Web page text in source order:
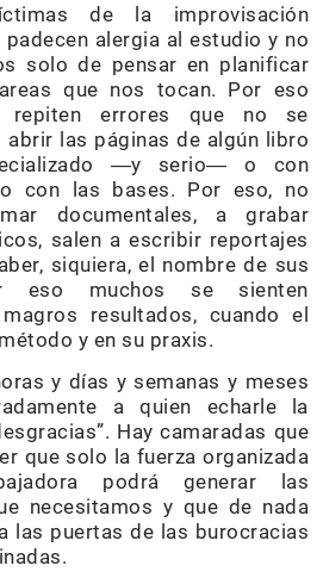
de la improvisación
alergia al estudio y no
solo de pensar en planificar
que nos tocan. Por eso
repiten errores que no se
las páginas de algún libro
―y serio― o con
con las bases. Por eso, no
documentales, a grabar
salen a escribir reportajes
siquiera, el nombre de sus
eso muchos se sienten
resultados, cuando el
y en su praxis.
y días y semanas y meses
a quien echarle la
Hay camaradas que
que solo la fuerza organizada
podrá generar las
necesitamos y que de nada
las puertas de las burocracias